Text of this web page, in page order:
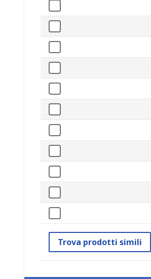
Trova prodotti simili